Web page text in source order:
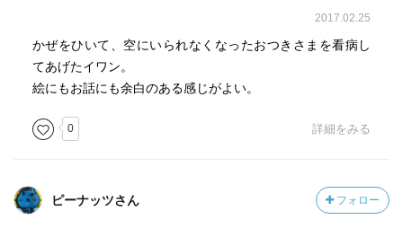
2017.02.25
かぜをひいて、空にいられなくなったおつきさまを看病し
てあげたイワン。
絵にもお話にも余白のある感じがよい。
0 詳細をみる
ピーナッツさん フォロー